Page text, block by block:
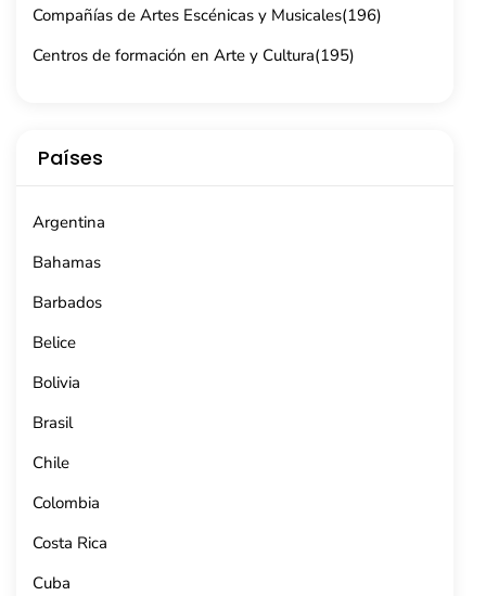
Compañías de Artes Escénicas y Musicales(196)
Centros de formación en Arte y Cultura(195)
Países
Argentina
Bahamas
Barbados
Belice
Bolivia
Brasil
Chile
Colombia
Costa Rica
Cuba